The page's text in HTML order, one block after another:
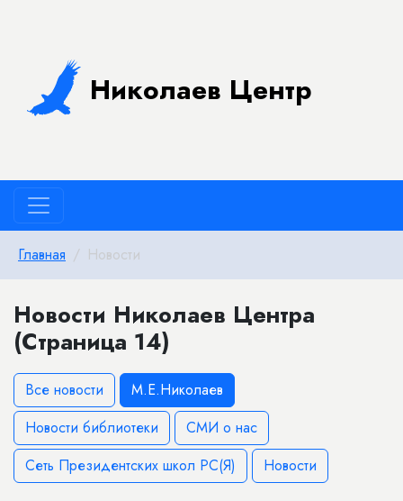
Николаев Центр
Главная Новости
Новости Николаев Центра
(Страница 14)
Все новости
М.Е.Николаев
Новости библиотеки
СМИ о нас
Сеть Президентских школ РС(Я)
Новости